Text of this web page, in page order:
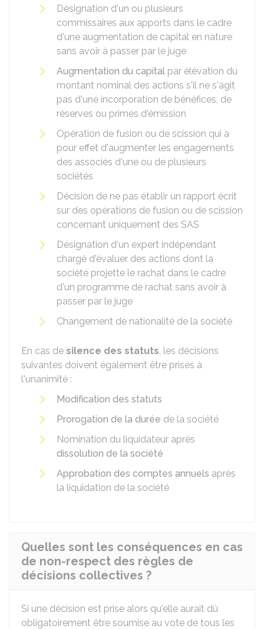
Désignation d'un ou plusieurs
commissaires aux apports dans le cadre
d'une augmentation de capital en nature
sans avoir à passer par le juge
Augmentation du capital par élévation du
montant nominal des actions s'il ne s'agit
pas d'une incorporation de bénéfices, de
réserves ou primes d'émission
Opération de fusion ou de scission qui a
pour effet d'augmenter les engagements
des associés d'une ou de plusieurs
sociétés
Décision de ne pas établir un rapport écrit
sur des opérations de fusion ou de scission
concernant uniquement des SAS
Désignation d'un expert indépendant
chargé d'évaluer des actions dont la
société projette le rachat dans le cadre
d'un programme de rachat sans avoir à
passer par le juge
Changement de nationalité de la société
En cas de silence des statuts, les décisions
suivantes doivent également être prises à
l'unanimité :
Modification des statuts
Prorogation de la durée de la société
Nomination du liquidateur après
dissolution de la société
Approbation des comptes annuels après
la liquidation de la société
Quelles sont les conséquences en cas
de non-respect des règles de
décisions collectives ?
Si une décision est prise alors qu'elle aurait dû
obligatoirement être soumise au vote de tous les